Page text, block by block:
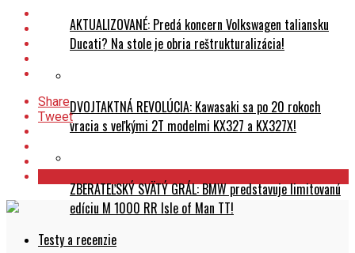
AKTUALIZOVANÉ: Predá koncern Volkswagen taliansku
Ducati? Na stole je obria reštrukturalizácia!
DVOJTAKTNÁ REVOLÚCIA: Kawasaki sa po 20 rokoch
vracia s veľkými 2T modelmi KX327 a KX327X!
ZBERATEĽSKÝ SVÄTÝ GRÁL: BMW predstavuje limitovanú
edíciu M 1000 RR Isle of Man TT!
Testy a recenzie
Share
Tweet